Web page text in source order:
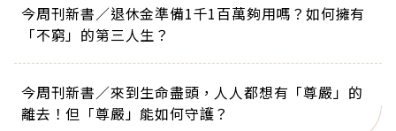
今周刊新書／退休金準備1千1百萬夠用嗎？如何擁有
「不窮」的第三人生？
今周刊新書／來到生命盡頭，人人都想有「尊嚴」的
離去！但「尊嚴」能如何守護？